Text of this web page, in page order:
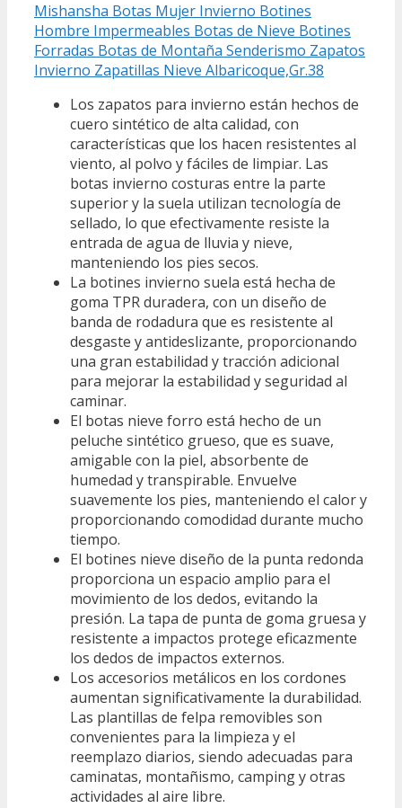
Mishansha Botas Mujer Invierno Botines
Hombre Impermeables Botas de Nieve Botines
Forradas Botas de Montaña Senderismo Zapatos
Invierno Zapatillas Nieve Albaricoque,Gr.38
Los zapatos para invierno están hechos de
cuero sintético de alta calidad, con
características que los hacen resistentes al
viento, al polvo y fáciles de limpiar. Las
botas invierno costuras entre la parte
superior y la suela utilizan tecnología de
sellado, lo que efectivamente resiste la
entrada de agua de lluvia y nieve,
manteniendo los pies secos.
La botines invierno suela está hecha de
goma TPR duradera, con un diseño de
banda de rodadura que es resistente al
desgaste y antideslizante, proporcionando
una gran estabilidad y tracción adicional
para mejorar la estabilidad y seguridad al
caminar.
El botas nieve forro está hecho de un
peluche sintético grueso, que es suave,
amigable con la piel, absorbente de
humedad y transpirable. Envuelve
suavemente los pies, manteniendo el calor y
proporcionando comodidad durante mucho
tiempo.
El botines nieve diseño de la punta redonda
proporciona un espacio amplio para el
movimiento de los dedos, evitando la
presión. La tapa de punta de goma gruesa y
resistente a impactos protege eficazmente
los dedos de impactos externos.
Los accesorios metálicos en los cordones
aumentan significativamente la durabilidad.
Las plantillas de felpa removibles son
convenientes para la limpieza y el
reemplazo diarios, siendo adecuadas para
caminatas, montañismo, camping y otras
actividades al aire libre.